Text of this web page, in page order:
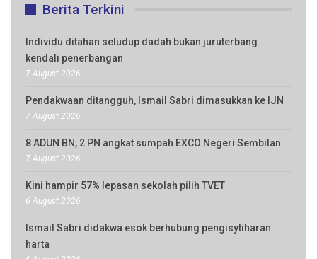
Berita Terkini
Individu ditahan seludup dadah bukan juruterbang
kendali penerbangan
7 August 2026
Pendakwaan ditangguh, Ismail Sabri dimasukkan ke IJN
7 August 2026
8 ADUN BN, 2 PN angkat sumpah EXCO Negeri Sembilan
7 August 2026
Kini hampir 57% lepasan sekolah pilih TVET
6 August 2026
Ismail Sabri didakwa esok berhubung pengisytiharan
harta